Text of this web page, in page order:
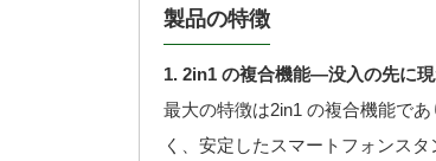
製品の特徴
1. 2in1 の複合機能―没入の先に
最大の特徴は2in1 の複合機能で
く、安定したスマートフォンス